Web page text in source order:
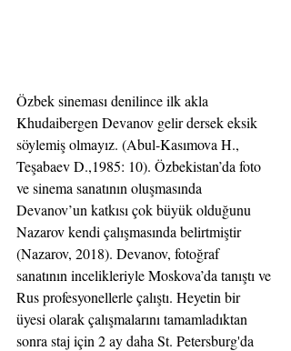
Özbek sineması denilince ilk akla
Khudaibergen Devanov gelir dersek eksik
söylemiş olmayız. (Abul-Kasımova H.,
Teşabaev D.,1985: 10). Özbekistan’da foto
ve sinema sanatının oluşmasında
Devanov’un katkısı çok büyük olduğunu
Nazarov kendi çalışmasında belirtmiştir
(Nazarov, 2018). Devanov, fotoğraf
sanatının incelikleriyle Moskova’da tanıştı ve
Rus profesyonellerle çalıştı. Heyetin bir
üyesi olarak çalışmalarını tamamladıktan
sonra staj için 2 ay daha St. Petersburg'da